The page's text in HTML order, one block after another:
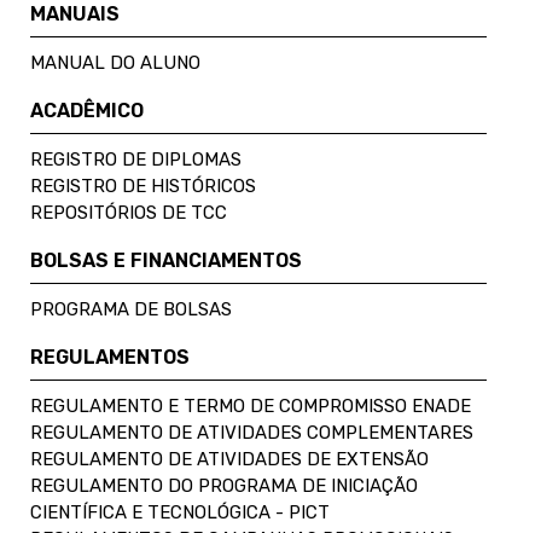
MANUAIS
MANUAL DO ALUNO
ACADÊMICO
REGISTRO DE DIPLOMAS
REGISTRO DE HISTÓRICOS
REPOSITÓRIOS DE TCC
BOLSAS E FINANCIAMENTOS
PROGRAMA DE BOLSAS
REGULAMENTOS
REGULAMENTO E TERMO DE COMPROMISSO ENADE
REGULAMENTO DE ATIVIDADES COMPLEMENTARES
REGULAMENTO DE ATIVIDADES DE EXTENSÃO
REGULAMENTO DO PROGRAMA DE INICIAÇÃO
CIENTÍFICA E TECNOLÓGICA - PICT